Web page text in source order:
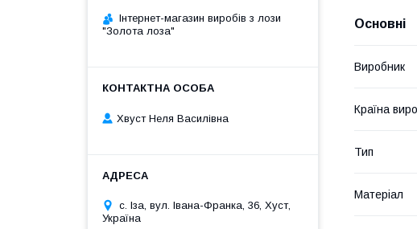
Основні
Виробник
Країна
Тип
Матеріал
Інтернет-магазин виробів з лози
"Золота лоза"
Хвуст Неля Василівна
с. Іза, вул. Івана-Франка, 36, Хуст,
Україна